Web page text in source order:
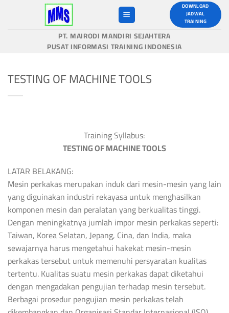
DOWNLOAD
JADWAL
TRAINING
PT. MAIRODI MANDIRI SEJAHTERA
PUSAT INFORMASI TRAINING INDONESIA
TESTING OF MACHINE TOOLS
Training Syllabus:
TESTING OF MACHINE TOOLS
LATAR BELAKANG:
Mesin perkakas merupakan induk dari mesin-mesin yang lain
yang diguinakan industri rekayasa untuk menghasilkan
komponen mesin dan peralatan yang berkualitas tinggi.
Dengan meningkatnya jumlah impor mesin perkakas seperti:
Taiwan, Korea Selatan, Jepang, Cina, dan India, maka
sewajarnya harus mengetahui hakekat mesin-mesin
perkakas tersebut untuk memenuhi persyaratan kualitas
tertentu. Kualitas suatu mesin perkakas dapat diketahui
dengan mengadakan pengujian terhadap mesin tersebut.
Berbagai prosedur pengujian mesin perkakas telah